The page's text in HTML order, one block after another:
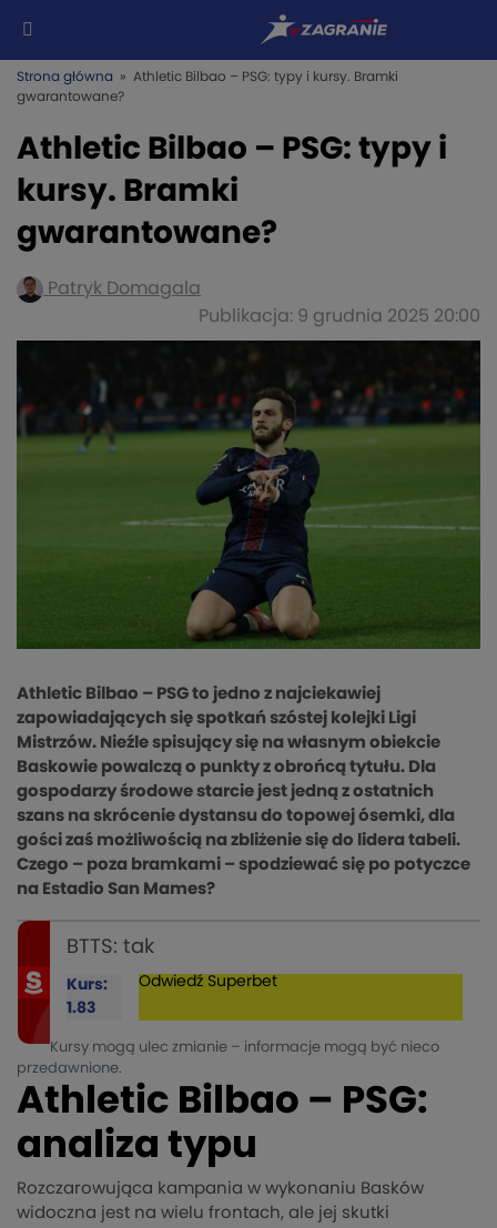
Strona główna » Athletic Bilbao – PSG: typy i kursy. Bramki
gwarantowane?
Athletic Bilbao – PSG: typy i
kursy. Bramki
gwarantowane?
Patryk Domagala
Publikacja: 9 grudnia 2025 20:00
Athletic Bilbao – PSG to jedno z najciekawiej
zapowiadających się spotkań szóstej kolejki Ligi
Mistrzów. Nieźle spisujący się na własnym obiekcie
Baskowie powalczą o punkty z obrońcą tytułu. Dla
gospodarzy środowe starcie jest jedną z ostatnich
szans na skrócenie dystansu do topowej ósemki, dla
gości zaś możliwością na zbliżenie się do lidera tabeli.
Czego – poza bramkami – spodziewać się po potyczce
na Estadio San Mames?
BTTS: tak
Kurs:
1.83
Odwiedź Superbet
Kursy mogą ulec zmianie – informacje mogą być nieco
przedawnione.
Athletic Bilbao – PSG:
analiza typu
Rozczarowująca kampania w wykonaniu Basków
widoczna jest na wielu frontach, ale jej skutki